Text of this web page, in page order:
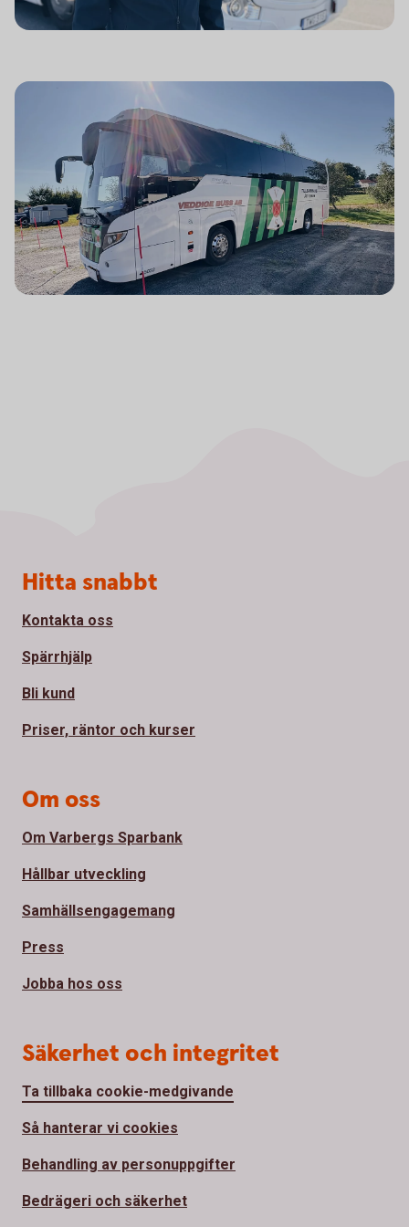
Sidfot
Hitta snabbt
Kontakta oss
Spärrhjälp
Bli kund
Priser, räntor och kurser
Om oss
Om Varbergs Sparbank
Hållbar utveckling
Samhällsengagemang
Press
Jobba hos oss
Säkerhet och integritet
Ta tillbaka cookie-medgivande
Så hanterar vi cookies
Behandling av personuppgifter
Bedrägeri och säkerhet